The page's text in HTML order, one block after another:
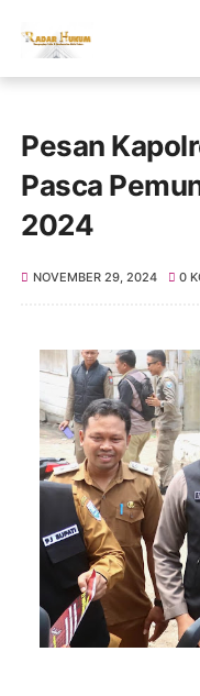
Pesan
Pasca
2024
NOVEMBER 29, 2024 0